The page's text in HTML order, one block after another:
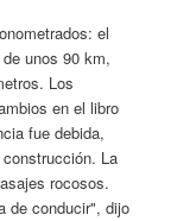
el
unos 90 km,
Los
en el libro
fue debida,
La
rocosos.
de conducir", dijo